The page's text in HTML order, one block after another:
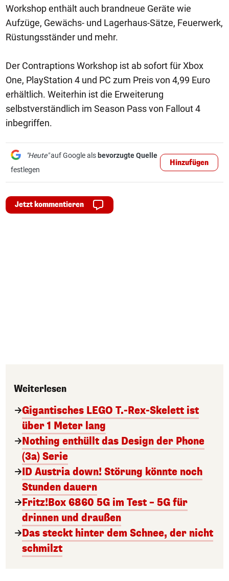
Workshop enthält auch brandneue Geräte wie
Aufzüge, Gewächs- und Lagerhaus-Sätze, Feuerwerk,
Rüstungsständer und mehr.
Der Contraptions Workshop ist ab sofort für Xbox
One, PlayStation 4 und PC zum Preis von 4,99 Euro
erhältlich. Weiterhin ist die Erweiterung
selbstverständlich im Season Pass von Fallout 4
inbegriffen.
"Heute"auf Google als bevorzugte Quelle
festlegen
Hinzufügen
Jetzt kommentieren
Weiterlesen
Gigantisches LEGO T.-Rex-Skelett ist
über 1 Meter lang
Nothing enthüllt das Design der Phone
(3a) Serie
ID Austria down! Störung könnte noch
Stunden dauern
Fritz!Box 6860 5G im Test – 5G für
drinnen und draußen
Das steckt hinter dem Schnee, der nicht
schmilzt